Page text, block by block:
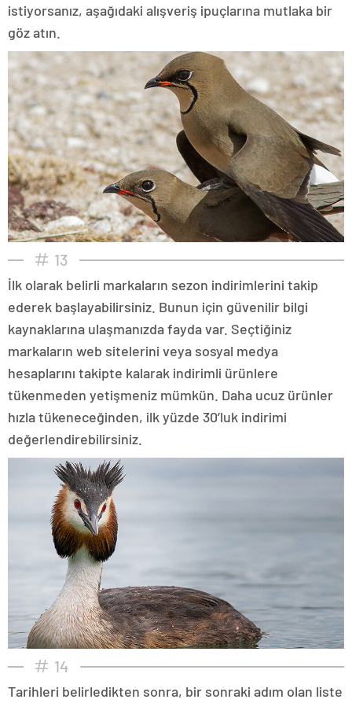
istiyorsanız, aşağıdaki alışveriş ipuçlarına mutlaka bir
göz atın.
13
İlk olarak belirli markaların sezon indirimlerini takip
ederek başlayabilirsiniz. Bunun için güvenilir bilgi
kaynaklarına ulaşmanızda fayda var. Seçtiğiniz
markaların web sitelerini veya sosyal medya
hesaplarını takipte kalarak indirimli ürünlere
tükenmeden yetişmeniz mümkün. Daha ucuz ürünler
hızla tükeneceğinden, ilk yüzde 30’luk indirimi
değerlendirebilirsiniz.
14
Tarihleri belirledikten sonra, bir sonraki adım olan liste